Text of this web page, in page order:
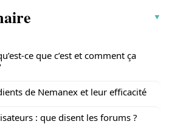
ce que c’est et comment ça
de Nemanex et leur efficacité
: que disent les forums ?